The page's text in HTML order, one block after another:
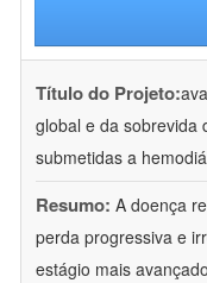
Título do Projeto:
global e da sobrevida
submetidas a
Resumo: A doença
perda progressiva e
estágio mais